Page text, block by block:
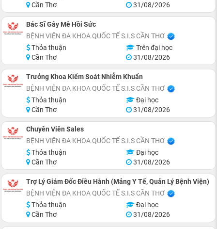
Cần Thơ
31/08/2026
Bác Sĩ Gây Mê Hồi Sức
BỆNH VIỆN ĐA KHOA QUỐC TẾ S.I.S CẦN THƠ
Thỏa thuận
Trên đại học
Cần Thơ
31/08/2026
Trưởng Khoa Kiểm Soát Nhiễm Khuẩn
BỆNH VIỆN ĐA KHOA QUỐC TẾ S.I.S CẦN THƠ
Thỏa thuận
Đại học
Cần Thơ
31/08/2026
Chuyên Viên Sales
BỆNH VIỆN ĐA KHOA QUỐC TẾ S.I.S CẦN THƠ
Thỏa thuận
Đại học
Cần Thơ
31/08/2026
Trợ Lý Giám Đốc Điều Hành (Mảng Y Tế, Quản Lý Bệnh Viện)
BỆNH VIỆN ĐA KHOA QUỐC TẾ S.I.S CẦN THƠ
Thỏa thuận
Đại học
Cần Thơ
31/08/2026